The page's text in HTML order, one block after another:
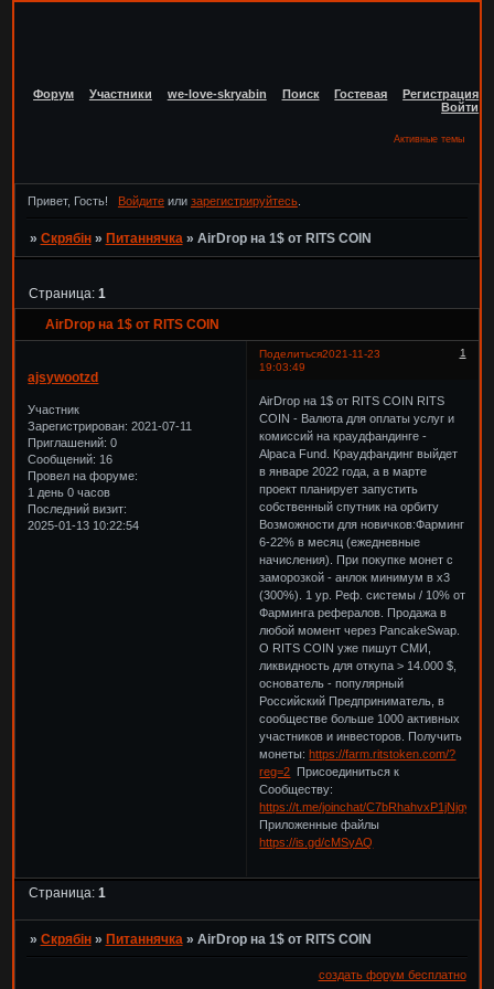
Форум Участники we-love-skryabin Поиск Гостевая
Регистрация
Войти
Активные темы
Привет, Гость! Войдитеили зарегистрируйтесь.
» Скрябін » Питаннячка » AirDrop на 1$ от RITS COIN
AirDrop на 1$ от RITS COIN
Страница: 1
Поделиться 1
2021-11-23
19:03:49
ajsywootzd
Участник
Зарегистрирован: 2021-07-11
Приглашений: 0
Сообщений: 16
Провел на форуме:
1 день 0 часов
Последний визит:
2025-01-13 10:22:54
AirDrop на 1$ от RITS COIN RITS
COIN - Валюта для оплаты услуг и
комиссий на краудфандинге -
Alpaca Fund. Краудфандинг выйдет
в январе 2022 года, а в марте
проект планирует запустить
собственный спутник на орбиту
Возможности для новичков:Фарминг
6-22% в месяц (ежедневные
начисления). При покупке монет с
заморозкой - анлок минимум в х3
(300%). 1 ур. Реф. системы / 10% от
Фарминга рефералов. Продажа в
любой момент через PancakeSwap.
О RITS COIN уже пишут СМИ,
ликвидность для откупа > 14.000 $,
основатель - популярный
Российский Предприниматель, в
сообществе больше 1000 активных
участников и инвесторов. Получить
монеты:https://farm.ritstoken.com/?
reg=2 Присоединиться к
Сообществу:
https://t.me/joinchat/C7bRhahvxP1jNjgy
Приложенные файлы
https://is.gd/cMSyAQ
Страница: 1
» Скрябін » Питаннячка » AirDrop на 1$ от RITS COIN
создать форум бесплатно